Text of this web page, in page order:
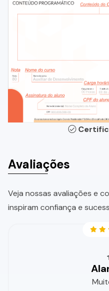
Avaliações
Veja nossas avaliações e
inspiram confiança e